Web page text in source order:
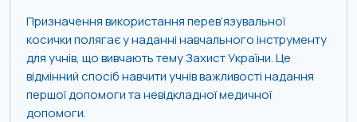
Призначення використання перев’язувальної
косички полягає у наданні навчального інструменту
для учнів, що вивчають тему Захист України. Це
відмінний спосіб навчити учнів важливості надання
першої допомоги та невідкладної медичної
допомоги.